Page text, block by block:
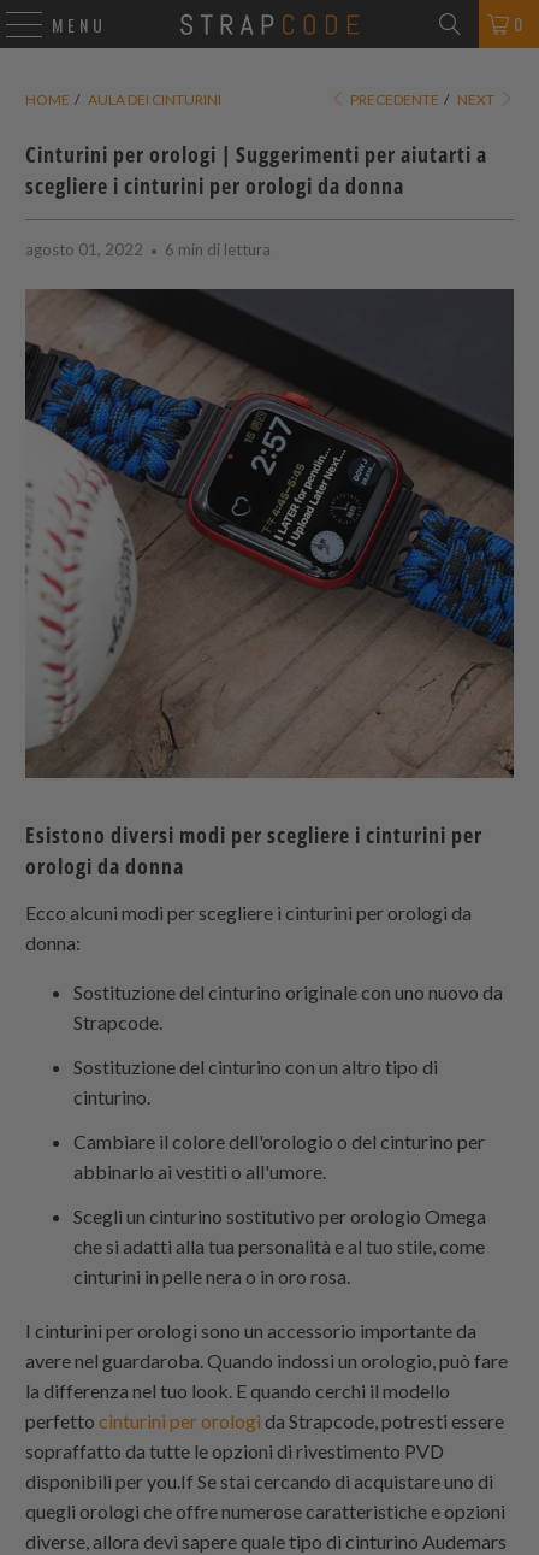
MENU 0
HOME / AULA DEI CINTURINI PRECEDENTE / NEXT
Cinturini per orologi | Suggerimenti per aiutarti a
scegliere i cinturini per orologi da donna
agosto 01, 2022 6 min di lettura
Esistono diversi modi per scegliere i cinturini per
orologi da donna
Ecco alcuni modi per scegliere i cinturini per orologi da
donna:
Sostituzione del cinturino originale con uno nuovo da
Strapcode.
Sostituzione del cinturino con un altro tipo di
cinturino.
Cambiare il colore dell'orologio o del cinturino per
abbinarlo ai vestiti o all'umore.
Scegli un cinturino sostitutivo per orologio Omega
che si adatti alla tua personalità e al tuo stile, come
cinturini in pelle nera o in oro rosa.
I cinturini per orologi sono un accessorio importante da
avere nel guardaroba. Quando indossi un orologio, può fare
la differenza nel tuo look. E quando cerchi il modello
perfettocinturini per orologi daStrapcode, potresti essere
sopraffatto da tutte le opzioni di rivestimento PVD
disponibili per you.If Se stai cercando di acquistare uno di
quegli orologi che offre numerose caratteristiche e opzioni
diverse, allora devi sapere quale tipo di cinturino Audemars